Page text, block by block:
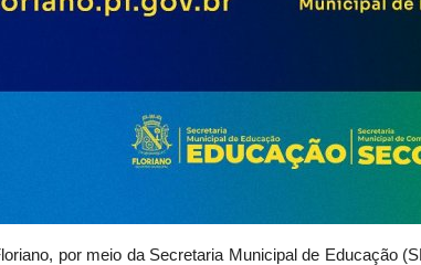
por meio da Secretaria Municipal de Educação